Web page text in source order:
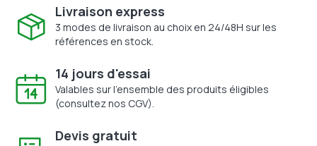
Livraison express
3 modes de livraison au choix en 24/48H sur les
références en stock.
14 jours d'essai
Valables sur l'ensemble des produits éligibles
(consultez nos CGV).
Devis gratuit